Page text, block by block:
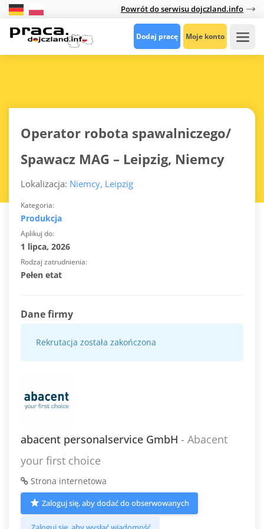
Powrót do serwisu dojczland.info
Dodaj pracę Moje konto
Operator robota spawalniczego/
Spawacz MAG – Leipzig, Niemcy
Lokalizacja: Niemcy, Leipzig
Kategoria
Produkcja
Aplikuj do
1 lipca, 2026
Rodzaj zatrudnienia
Pełen etat
Dane firmy
Rekrutacja została zakończona
abacent personalservice GmbH - Abacent
your first choice
Strona internetowa
Zaloguj się, aby dodać do obserwowanych